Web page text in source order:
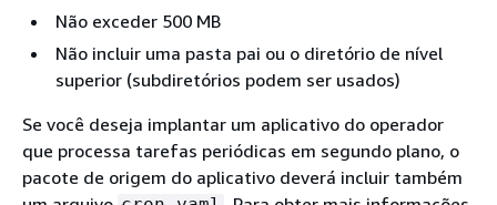
Não exceder 500 MB
Não incluir uma pasta pai ou o diretório de nível
superior (subdiretórios podem ser usados)
Se você deseja implantar um aplicativo do operador
que processa tarefas periódicas em segundo plano, o
pacote de origem do aplicativo deverá incluir também